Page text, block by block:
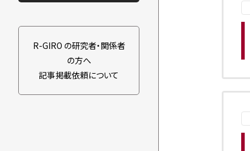
R-GIRO の研究者・関係者
の方へ
記事掲載依頼について